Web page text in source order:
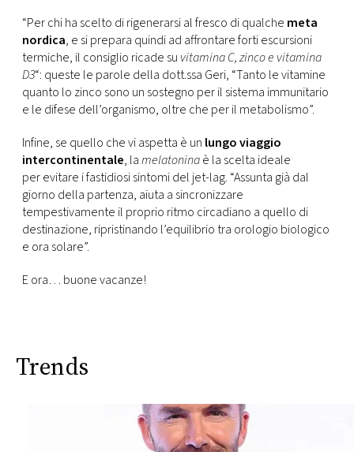
“Per chi ha scelto di rigenerarsi al fresco di qualche meta
nordica, e si prepara quindi ad affrontare forti escursioni
termiche, il consiglio ricade su vitamina C, zinco e vitamina
D3“: queste le parole della dott.ssa Geri, “Tanto le vitamine
quanto lo zinco sono un sostegno per il sistema immunitario
e le difese dell’organismo, oltre che per il metabolismo”.
Infine, se quello che vi aspetta è un lungo viaggio
intercontinentale, lamelatoninaè la scelta ideale
per evitare i fastidiosi sintomi del jet-lag. “Assunta già dal
giorno della partenza, aiuta a sincronizzare
tempestivamente il proprio ritmo circadiano a quello di
destinazione, ripristinando l’equilibrio tra orologio biologico
e ora solare”.
E ora… buone vacanze!
Trends